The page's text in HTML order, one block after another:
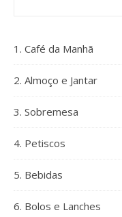
1. Café da Manhã
2. Almoço e Jantar
3. Sobremesa
4. Petiscos
5. Bebidas
6. Bolos e Lanches